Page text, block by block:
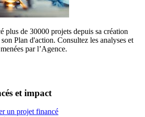
plus de 30000 projets depuis sa création
Plan d'action. Consultez les analyses et
par l’Agence.
et impact
un projet financé